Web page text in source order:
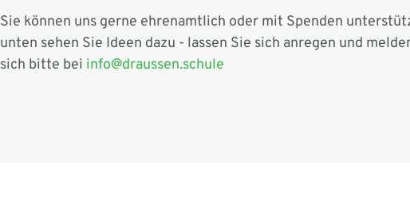
Sie können uns gerne ehrenamtlich oder mit Spenden
unten sehen Sie Ideen dazu - lassen Sie sich anregen und
sich bitte bei info@draussen.schule